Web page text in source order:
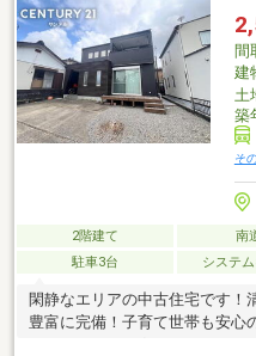
間
建
土
築
そ
2階建て 南
駐車3台
システ
閑静なエリアの中古住宅です！
豊富に完備！子育て世帯も安心